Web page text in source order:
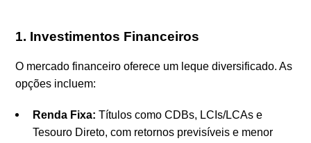
1. Investimentos Financeiros
O mercado financeiro oferece um leque diversificado. As
opções incluem:
Renda Fixa: Títulos como CDBs, LCIs/LCAs e
Tesouro Direto, com retornos previsíveis e menor